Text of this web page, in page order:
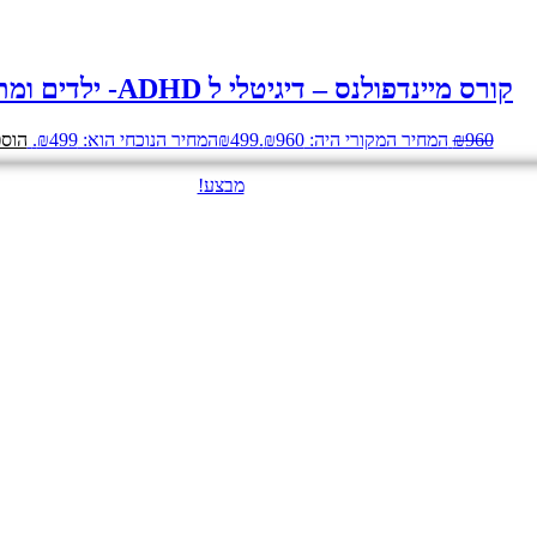
קורס מיינדפולנס – דיגיטלי ל ADHD- ילדים ומתבגרים
₪960 המחיר המקורי היה: ₪960. ₪499 המחיר הנוכחי הוא: ₪499.
מבצע!